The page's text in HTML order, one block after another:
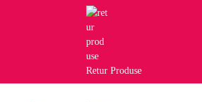
Retur Produse